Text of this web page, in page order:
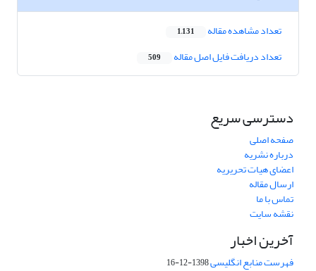
تعداد مشاهده مقاله 1,131
تعداد دریافت فایل اصل مقاله 509
دسترسی سریع
صفحه اصلی
درباره نشریه
اعضای هیات تحریریه
ارسال مقاله
تماس با ما
نقشه سایت
آخرین اخبار
فهرست منابع انگلیسی1398-12-16